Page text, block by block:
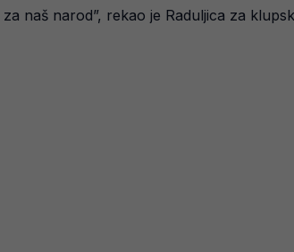
naš narod”, rekao je Raduljica za